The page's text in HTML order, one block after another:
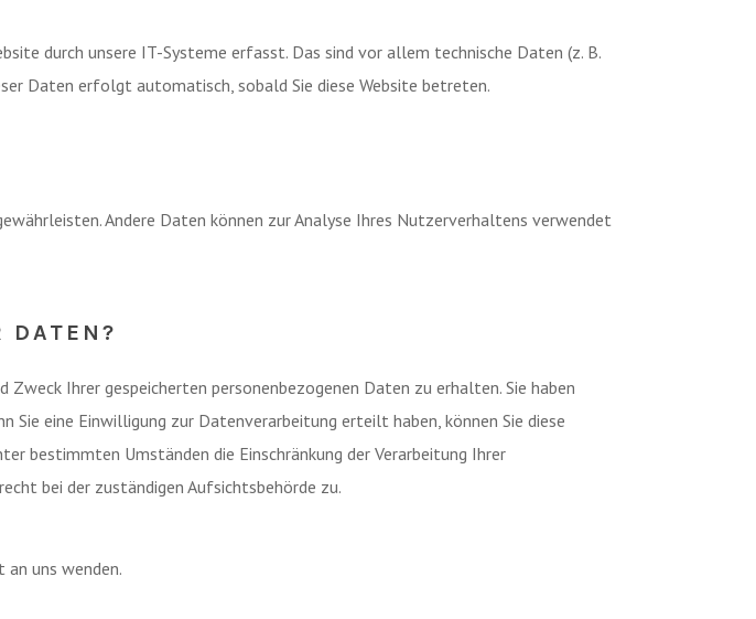
durch unsere IT-Systeme erfasst. Das sind vor allem technische Daten (z. B.
Daten erfolgt automatisch, sobald Sie diese Website betreten.
Andere Daten können zur Analyse Ihres Nutzerverhaltens verwendet
DATEN?
Ihrer gespeicherten personenbezogenen Daten zu erhalten. Sie haben
Sie eine Einwilligung zur Datenverarbeitung erteilt haben, können Sie diese
bestimmten Umständen die Einschränkung der Verarbeitung Ihrer
bei der zuständigen Aufsichtsbehörde zu.
uns wenden.